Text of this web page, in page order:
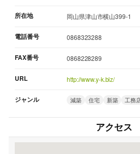
所在地 岡山県津山市横山399-1
電話番号 0868323288
FAX番号 0868228289
URL http://www.y-k.biz/
ジャンル 減築 住宅 新築 工務
アクセス